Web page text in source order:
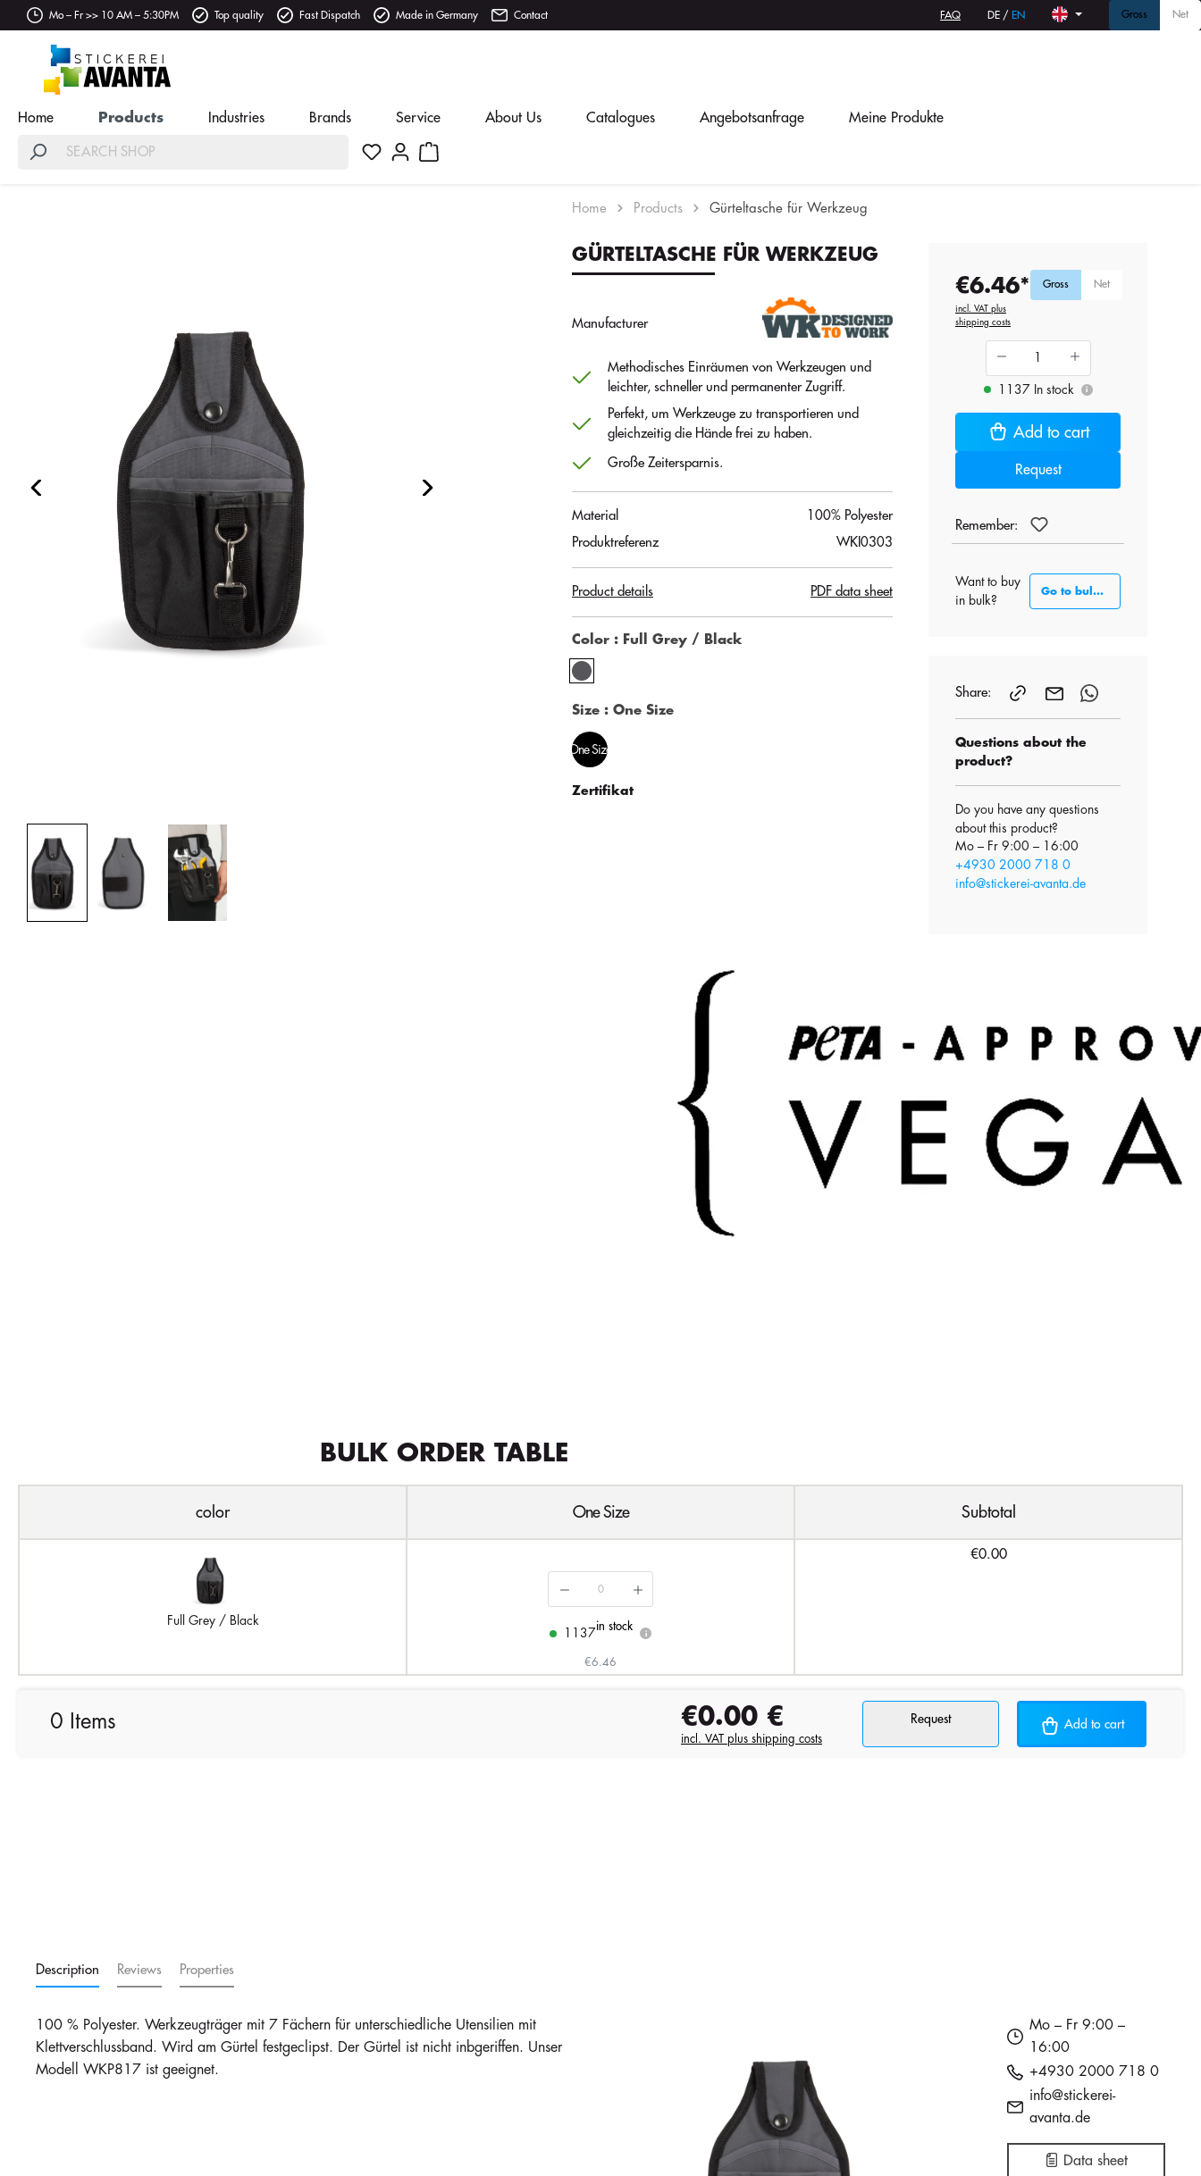
Mo – Fr >> 10 AM – 5:30PM Top quality Fast Dispatch Made in Germany Contact FAQ DE / EN Gross Net
Home Products Industries Brands Service About Us Catalogues Angebotsanfrage Meine Produkte
Home Products Gürteltasche für Werkzeug
GÜRTELTASCHE FÜR WERKZEUG
Manufacturer
Methodisches Einräumen von Werkzeugen und
leichter, schneller und permanenter Zugriff.
Perfekt, um Werkzeuge zu transportieren und
gleichzeitig die Hände frei zu haben.
Große Zeitersparnis.
Material
100% Polyester
Produktreferenz
WKI0303
Product details PDF data sheet
Color : Full Grey / Black
Size : One Size
One Size
Zertifikat
€6.46*
incl. VAT plus
shipping costs
Gross Net
1137 In stock i
Add to cart
Request
Remember:
Want to buy
in bulk?
Go to bulk section
Share:
Questions about the
product?
Do you have any questions
about this product?
Mo – Fr 9:00 – 16:00
+4930 2000 718 0
info@stickerei-avanta.de
BULK ORDER TABLE
color One Size Subtotal
Full Grey / Black
1137
in stock
i
€6.46
€0.00
0 Items €0.00 €
incl. VAT plus shipping costs
Request Add to cart
Description Reviews Properties
100 % Polyester. Werkzeugträger mit 7 Fächern für unterschiedliche Utensilien mit
Klettverschlussband. Wird am Gürtel festgeclipst. Der Gürtel ist nicht inbgeriffen. Unser
Modell WKP817 ist geeignet.
Mo – Fr 9:00 –
16:00
+4930 2000 718 0
info@stickerei-
avanta.de
Data sheet